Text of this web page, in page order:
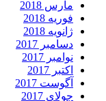
مارس 2018
فوریه 2018
ژانویه 2018
دسامبر 2017
نوامبر 2017
اکتبر 2017
آگوست 2017
جولای 2017